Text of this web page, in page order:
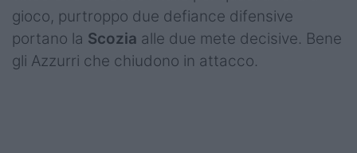
gioco, purtroppo due defiance difensive
portano la Scozia alle due mete decisive. Bene
gli Azzurri che chiudono in attacco.